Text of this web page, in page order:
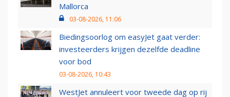
Mallorca
03-08-2026, 11:06
Biedingsoorlog om easyJet gaat verder:
investeerders krijgen dezelfde deadline
voor bod
03-08-2026, 10:43
WestJet annuleert voor tweede dag op rij